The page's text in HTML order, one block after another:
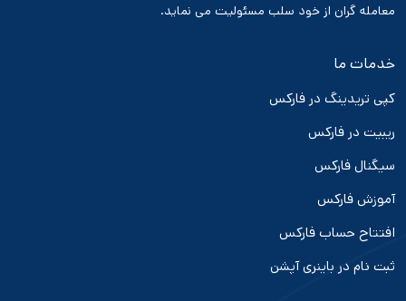
معامله گران از خود سلب مسئولیت می نماید.
خدمات ما
کپی تریدینگ در فارکس
ریبیت در فارکس
سیگنال فارکس
آموزش فارکس
افتتاح حساب فارکس
ثبت نام در باینری آپشن